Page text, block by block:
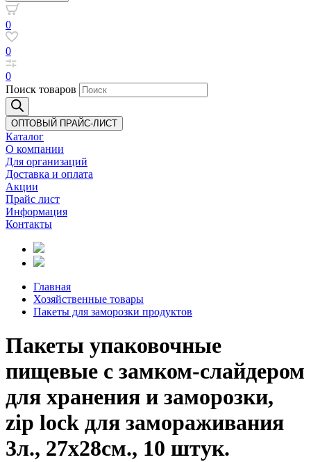
0
0
0
Поиск товаров
ОПТОВЫЙ ПРАЙС-ЛИСТ
Каталог
О компании
Для организаций
Доставка и оплата
Акции
Прайс лист
Информация
Контакты
Главная
Хозяйственные товары
Пакеты для заморозки продуктов
Пакеты упаковочные
пищевые с замком-слайдером
для хранения и заморозки,
zip lock для замораживания
3л., 27х28см., 10 штук.